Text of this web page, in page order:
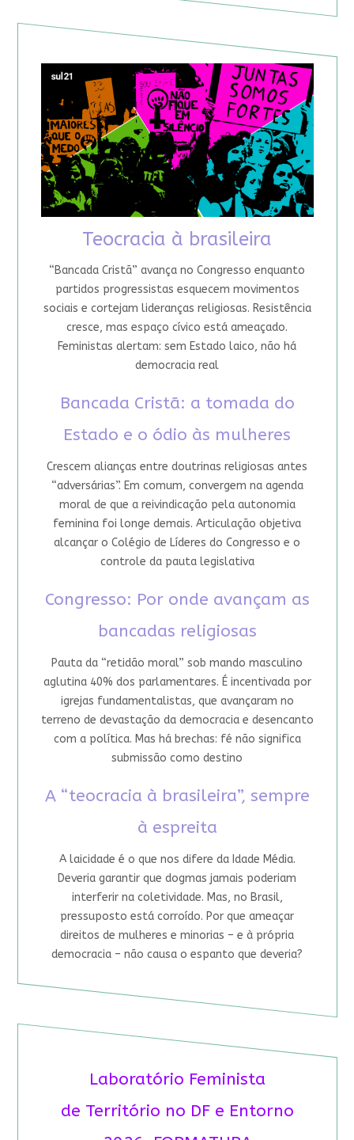
Teocracia à brasileira
“Bancada Cristã” avança no Congresso enquanto
partidos progressistas esquecem movimentos
sociais e cortejam lideranças religiosas. Resistência
cresce, mas espaço cívico está ameaçado.
Feministas alertam: sem Estado laico, não há
democracia real
Bancada Cristã: a tomada do
Estado e o ódio às mulheres
Crescem alianças entre doutrinas religiosas antes
“adversárias”. Em comum, convergem na agenda
moral de que a reivindicação pela autonomia
feminina foi longe demais. Articulação objetiva
alcançar o Colégio de Líderes do Congresso e o
controle da pauta legislativa
Congresso: Por onde avançam as
bancadas religiosas
Pauta da “retidão moral” sob mando masculino
aglutina 40% dos parlamentares. É incentivada por
igrejas fundamentalistas, que avançaram no
terreno de devastação da democracia e desencanto
com a política. Mas há brechas: fé não significa
submissão como destino
A “teocracia à brasileira”, sempre
à espreita
A laicidade é o que nos difere da Idade Média.
Deveria garantir que dogmas jamais poderiam
interferir na coletividade. Mas, no Brasil,
pressuposto está corroído. Por que ameaçar
direitos de mulheres e minorias – e à própria
democracia – não causa o espanto que deveria?
Laboratório Feminista
de Território no DF e Entorno